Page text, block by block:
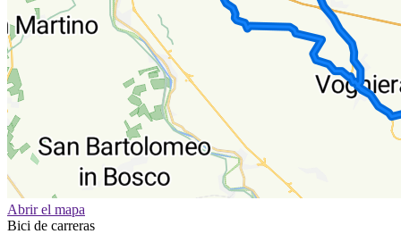
Abrir el mapa
Bici de carreras